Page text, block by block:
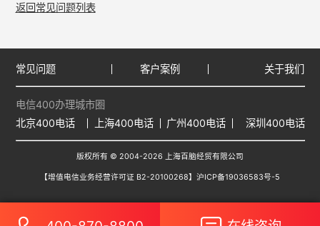
返回常见问题列表
常见问题 客户案例 关于我们
电信400办理城市圈
北京400电话
上海400电话 广州400电话 深圳400电话
版权所有 © 2004-2026 上海百脑经贸有限公司
【增值电信业务经营许可证 B2-20100268】 沪ICP备19036583号-5